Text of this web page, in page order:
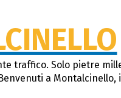
traffico. Solo pietre
a Montalcinello,